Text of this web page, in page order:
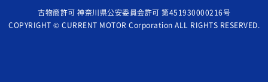
古物商許可 神奈川県公安委員会許可 第451930000216号
COPYRIGHT © CURRENT MOTOR Corporation ALL RIGHTS RESERVED.